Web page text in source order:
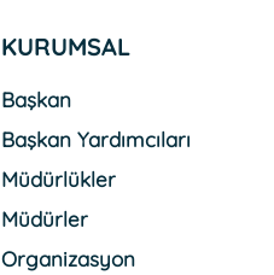
KURUMSAL
Başkan
Başkan Yardımcıları
Müdürlükler
Müdürler
Organizasyon